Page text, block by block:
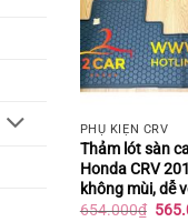
PHỤ KIỆN CRV
Thảm lót sàn
Honda CRV
không mùi, dễ
654.000₫ Giá